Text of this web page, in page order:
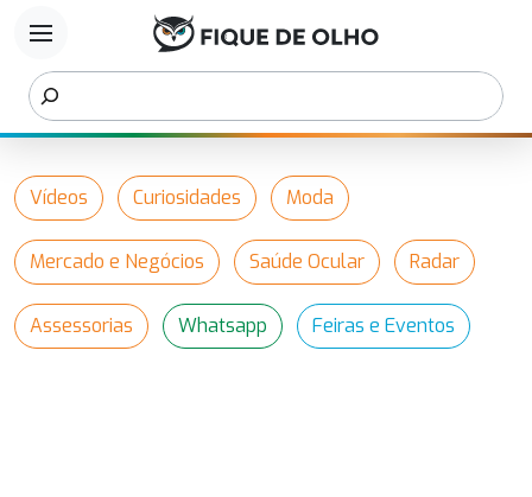
menu
Vídeos Curiosidades Moda
Mercado e Negócios Saúde Ocular Radar
Assessorias Whatsapp Feiras e Eventos